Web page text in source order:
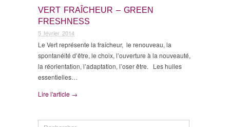
VERT FRAÎCHEUR – GREEN
FRESHNESS
5 février 2014
Le Vert représente la fraîcheur, le renouveau, la
spontanéité d’être, le choix, l’ouverture à la nouveauté,
la réorientation, l’adaptation, l’oser être. Les huiles
essentielles…
Lire l'article →